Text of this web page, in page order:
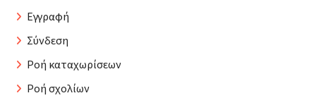
Εγγραφή
Σύνδεση
Ροή καταχωρίσεων
Ροή σχολίων